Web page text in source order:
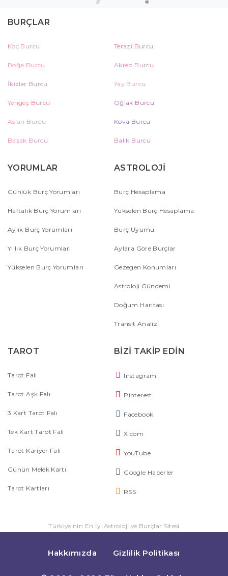
BURÇLAR
Koç Burcu Terazi Burcu
Boğa Burcu Akrep Burcu
İkizler Burcu Yay Burcu
Yengeç Burcu Oğlak Burcu
Aslan Burcu Kova Burcu
Başak Burcu Balık Burcu
YORUMLAR
Günlük Burç Yorumları
Haftalık Burç Yorumları
Aylık Burç Yorumları
Yıllık Burç Yorumları
Yükselen Burç Yorumları
ASTROLOJİ
Burç Hesaplama
Yükselen Burç Hesaplama
Burç Uyumu
Aylara Göre Burçlar
Gezegen Konumları
Astroloji Gündemi
Doğum Haritası
Transit Analizi
TAROT
Tarot Falı
Tarot Aşk Falı
3 Kart Tarot Falı
Tek Kart Tarot Falı
Tarot Kariyer Falı
Günün Melek Kartı
Tarot Kartları
BİZİ TAKİP EDİN
Instagram
Pinterest
Facebook
X.com
YouTube
Google Haberler
RSS
Türkiye'nin En İyi Astroloji ve Burçlar Sitesi
Hakkımızda Gizlilik Politikası